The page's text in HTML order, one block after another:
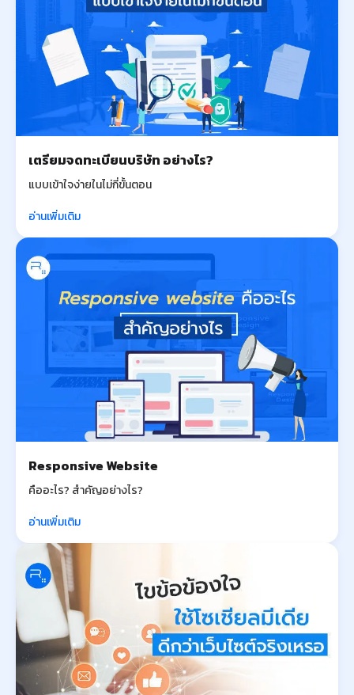
เตรียมจดทะเบียนบริษัท อย่างไร?
แบบเข้าใจง่ายในไม่กี่ขั้นตอน
อ่านเพิ่มเติม
Responsive Website
คืออะไร? สำคัญอย่างไร?
อ่านเพิ่มเติม